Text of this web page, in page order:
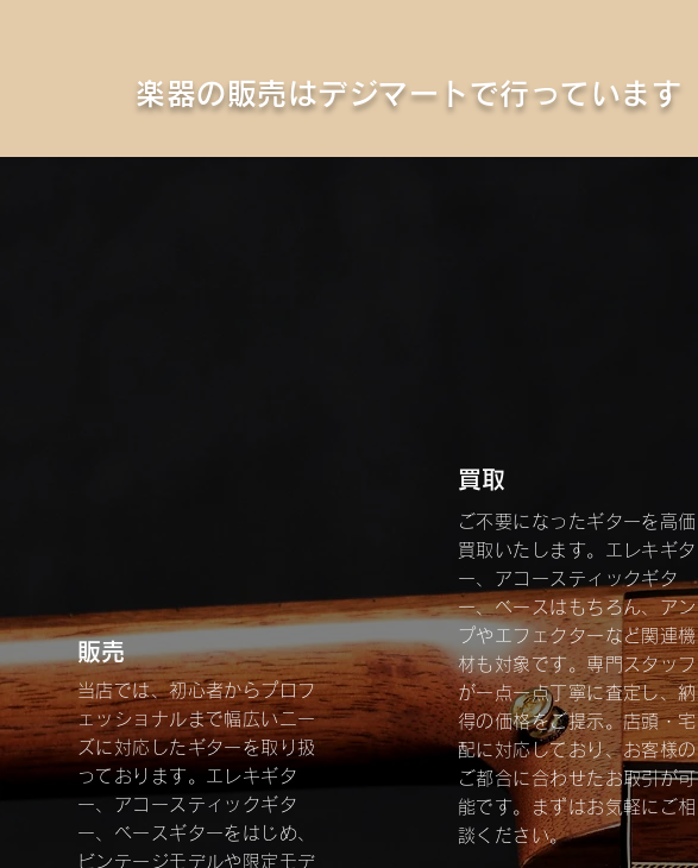
楽器の​販売はデジマートで行っています
​販売
当店では、初心者からプロフ
ェッショナルまで幅広いニー
ズに対応したギターを取り扱
っております。エレキギタ
ー、アコースティックギタ
ー、ベースギターをはじめ、
ビンテージモデルや限定モデ
​買取
ご不要になったギターを高価
買取いたします。エレキギタ
ー、アコースティックギタ
ー、ベースはもちろん、アン
プやエフェクターなど関連機
材も対象です。専門スタッフ
が一点一点丁寧に査定し、納
得の価格をご提示。店頭・宅
配に対応しており、お客様の
ご都合に合わせたお取引が可
能です。まずはお気軽にご相
談ください。